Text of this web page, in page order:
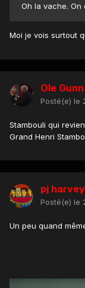
Oh la vache.
Moi je vois surtout
Ole
Posté(e) le
Stambouli qui
Grand Henri
pj harvey
Posté(e) le
Un peu quand